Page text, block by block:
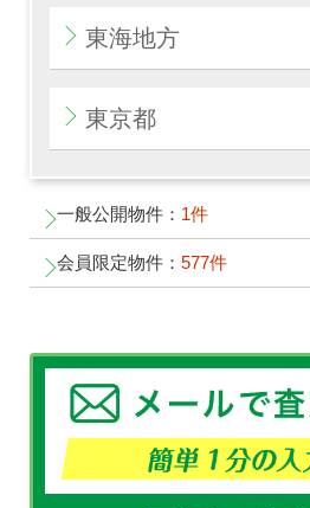
東海地方
東京都
一般公開物件： 1件
会員限定物件： 577件